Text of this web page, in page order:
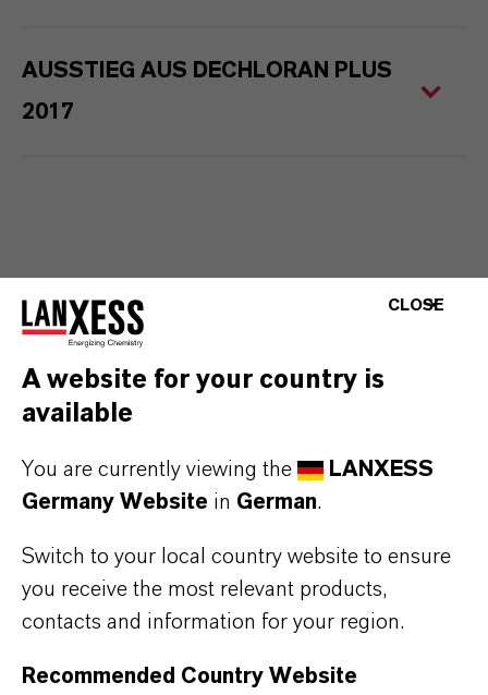
AUSSTIEG AUS DECHLORAN PLUS
2017
NACHHALTIGKEIT
PRESSEINFORMATIONEN
CLOSE
A website for your country is
available
You are currently viewing the
LANXESS
Germany Website in German.
Switch to your local country website to ensure
you receive the most relevant products,
contacts and information for your region.
Recommended Country Website